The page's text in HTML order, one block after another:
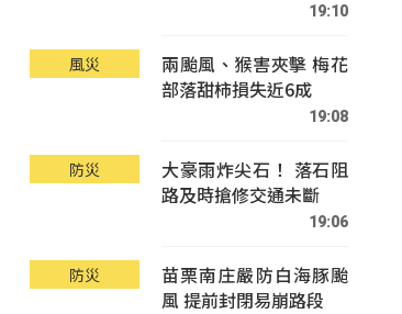
19:10
風災
兩颱風、猴害夾擊 梅花
部落甜柿損失近6成
19:08
防災
大豪雨炸尖石！ 落石阻
路及時搶修交通未斷
19:06
防災
苗栗南庄嚴防白海豚颱
風 提前封閉易崩路段